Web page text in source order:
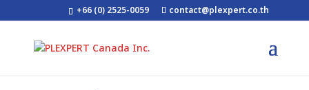
+66 (0) 2525-0059 contact@plexpert.co.th